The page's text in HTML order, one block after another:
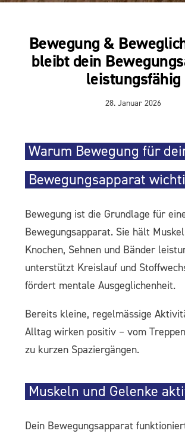
Bewegung &
bleibt dein
leistungsfähig
28. Januar 2026
Warum Bewegung für
Bewegungsapparat
Bewegung ist die Grundlage für
Bewegungsapparat. Sie hält
Knochen, Sehnen und Bänder
unterstützt Kreislauf und
fördert mentale Ausgeglichenheit.
Bereits kleine, regelmässige
Alltag wirken positiv – vom
zu kurzen Spaziergängen.
Muskeln und Gelenke
Dein Bewegungsapparat